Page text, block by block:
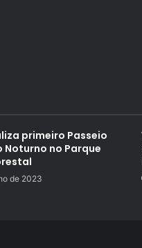
primeiro Passeio
Noturno no Parque
de 2023